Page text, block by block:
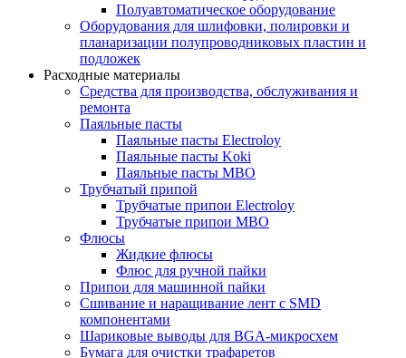
Полуавтоматическое оборудование
Оборудования для шлифовки, полировки и
планаризации полупроводниковых пластин и
подложек
Расходные материалы
Средства для производства, обслуживания и
ремонта
Паяльные пасты
Паяльные пасты Electroloy
Паяльные пасты Koki
Паяльные пасты MBO
Трубчатый припой
Трубчатые припои Electroloy
Трубчатые припои MBO
Флюсы
Жидкие флюсы
Флюс для ручной пайки
Припои для машинной пайки
Сшивание и наращивание лент с SMD
компонентами
Шариковые выводы для BGA-микросхем
Бумага для очистки трафаретов